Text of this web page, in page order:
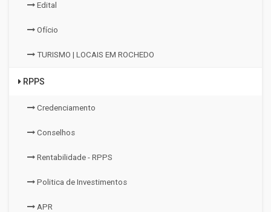
Edital
Ofício
TURISMO | LOCAIS EM ROCHEDO
RPPS
Credenciamento
Conselhos
Rentabilidade - RPPS
Politica de Investimentos
APR